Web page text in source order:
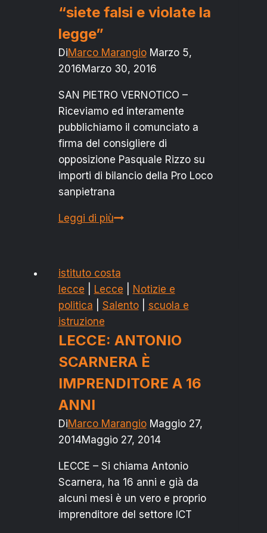
“siete falsi e violate la
legge”
DiMarco Marangio Marzo 5,
2016Marzo 30, 2016
SAN PIETRO VERNOTICO –
Riceviamo ed interamente
pubblichiamo il comunciato a
firma del consigliere di
opposizione Pasquale Rizzo su
importi di bilancio della Pro Loco
sanpietrana
Leggi di piùSan
su
Pro
Loco
falsi
e
violate
istituto costa
lecce
Lecce
Notizie e
politica
Salento| scuola e
istruzione
LECCE: ANTONIO
SCARNERA È
IMPRENDITORE A 16
ANNI
DiMarco Marangio Maggio 27,
2014Maggio 27, 2014
LECCE – Si chiama Antonio
Scarnera, ha 16 anni e già da
alcuni mesi è un vero e proprio
imprenditore del settore ICT